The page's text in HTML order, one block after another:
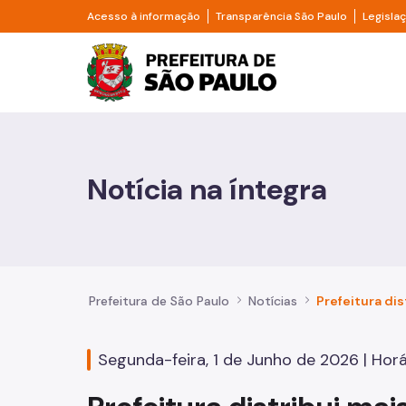
Pular para o Conteúdo principal
Acesso à informação Divisor de acesso à informação
Transparência São Paulo Divisor
Prefeitura de São
Casa e Moradia
Educação
Notícia na íntegra
Prefeitura de São Paulo Notícias
Segunda-feira, 1 de Junho de 2026 |